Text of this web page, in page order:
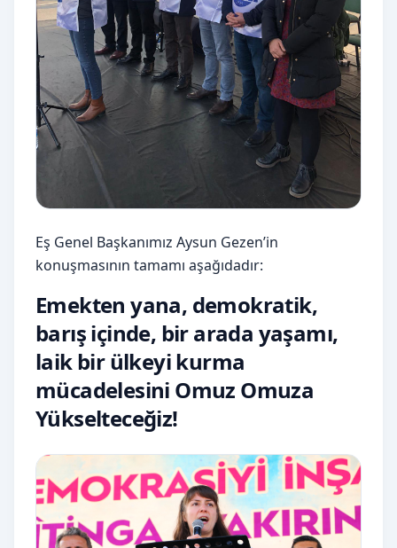
Eş Genel Başkanımız Aysun Gezen’in
konuşmasının tamamı aşağıdadır:
Emekten yana, demokratik,
barış içinde, bir arada yaşamı,
laik bir ülkeyi kurma
mücadelesini Omuz Omuza
Yükselteceğiz!